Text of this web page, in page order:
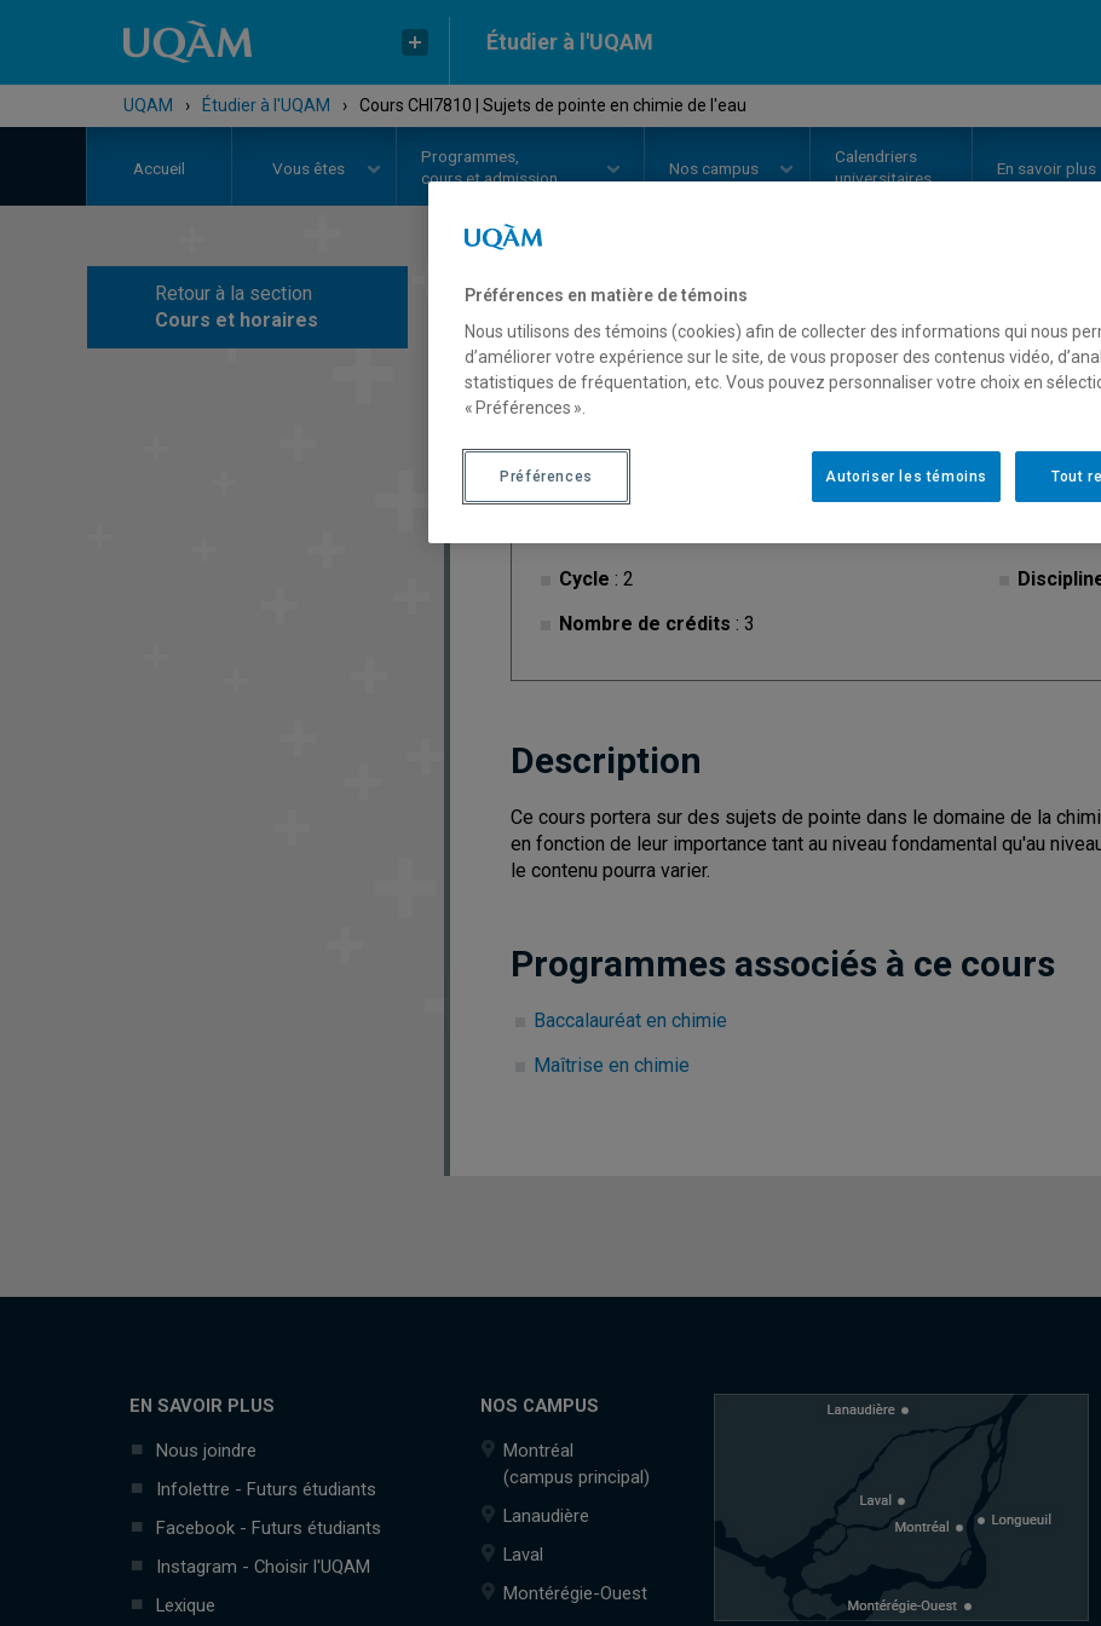
Étudier à l'UQAM
UQAM › Étudier à l'UQAM › Cours CHI7810 | Sujets de pointe en chimie de l'eau
Accueil Vous êtes
Programmes,
cours et admission
Nos campus
Calendriers
universitaires
En savoir plus
Retour à la section
Cours et horaires
COURS// CHI7810-Sujets de
Description Horaire -
Cycle : 2
Nombre de crédits : 3
Description
Ce cours portera sur des sujets de pointe dans le domaine de la
en fonction de leur importance tant au niveau fondamental qu'au
le contenu pourra varier.
Programmes associés à ce cours
Baccalauréat en chimie
Maîtrise en chimie
EN SAVOIR PLUS
Nous joindre
Infolettre - Futurs étudiants
Facebook - Futurs étudiants
Instagram - Choisir l'UQAM
Lexique
NOS CAMPUS
Montréal
(campus principal)
Lanaudière
Laval
Montérégie-Ouest
Préférences en matière de témoins
Nous utilisons des témoins (cookies) afin de collecter des informations qui nous
d’améliorer votre expérience sur le site, de vous proposer des contenus vidéo,
statistiques de fréquentation, etc. Vous pouvez personnaliser votre choix en
« Préférences ».
Tout
Autoriser les témoins
Préférences